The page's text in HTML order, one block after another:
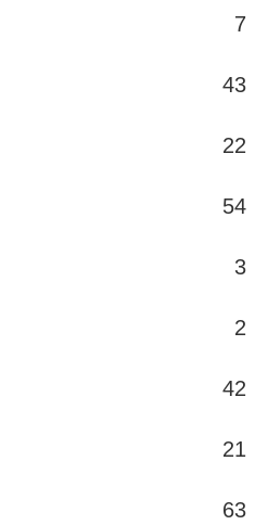
7
43
22
54
3
2
42
21
63